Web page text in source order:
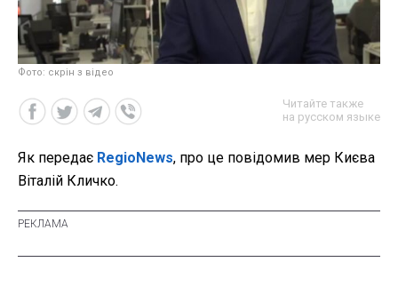
Фото: скрін з відео
Читайте также
на русском языке
Як передає RegioNews, про це повідомив мер Києва
Віталій Кличко.